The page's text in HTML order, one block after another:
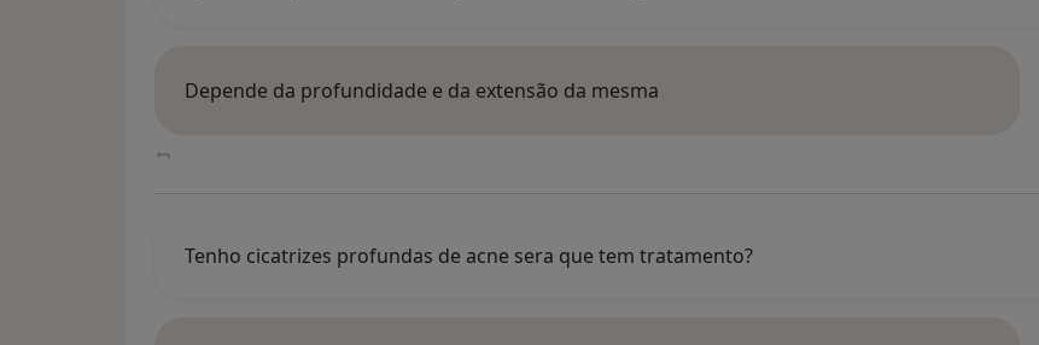
Depende da profundidade e da extensão da mesma
Tenho cicatrizes profundas de acne sera que tem tratamento?